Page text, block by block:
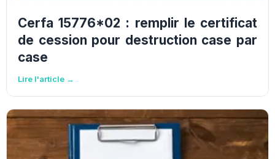
Cerfa 15776*02 : remplir le certificat
de cession pour destruction case par
case
Lire l'article →